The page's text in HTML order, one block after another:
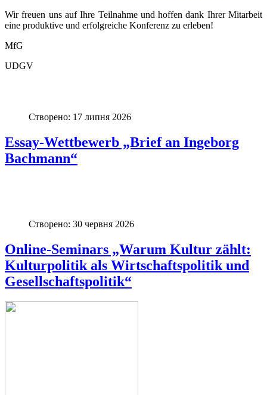
Wir freuen uns auf Ihre Teilnahme und hoffen dank Ihrer Mitarbeit
eine produktive und erfolgreiche Konferenz zu erleben!
MfG
UDGV
Створено: 17 липня 2026
Essay-Wettbewerb „Brief an Ingeborg
Bachmann“
Створено: 30 червня 2026
Online-Seminars „Warum Kultur zählt:
Kulturpolitik als Wirtschaftspolitik und
Gesellschaftspolitik“